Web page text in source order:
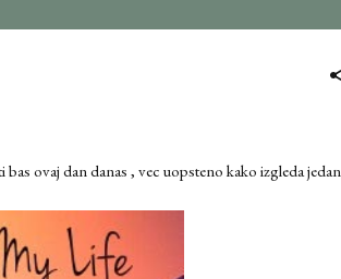
ovaj dan danas , vec uopsteno kako izgleda jedan